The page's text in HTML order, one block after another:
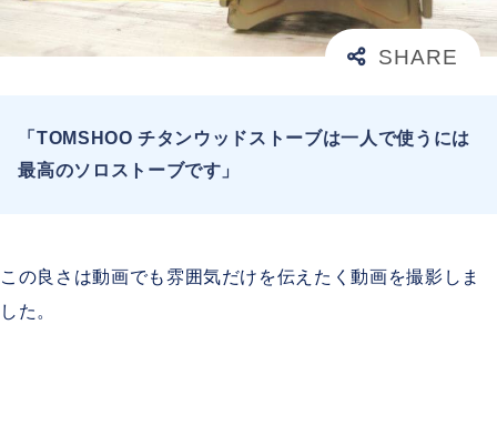
「TOMSHOO チタンウッドストーブは一人で使うには
最高のソロストーブです」
この良さは動画でも雰囲気だけを伝えたく動画を撮影しま
した。